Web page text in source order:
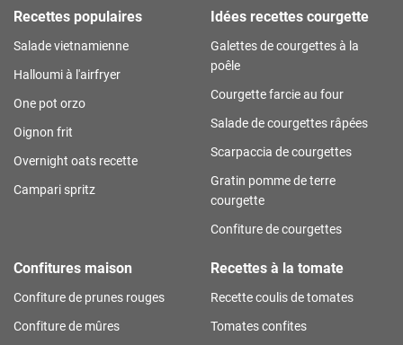
Recettes populaires
Salade vietnamienne
Halloumi à l'airfryer
One pot orzo
Oignon frit
Overnight oats recette
Campari spritz
Idées recettes courgette
Galettes de courgettes à la
poêle
Courgette farcie au four
Salade de courgettes râpées
Scarpaccia de courgettes
Gratin pomme de terre
courgette
Confiture de courgettes
Confitures maison
Confiture de prunes rouges
Confiture de mûres
Recettes à la tomate
Recette coulis de tomates
Tomates confites